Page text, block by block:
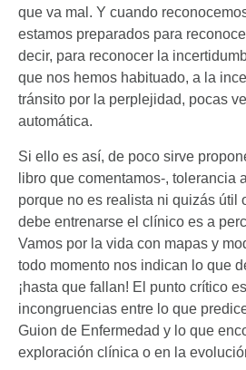
que va mal. Y cuando
estamos preparados para
decir, para reconocer la
que nos hemos habituado, a la
tránsito por la perplejidad, pocas
automática.
Si ello es así, de poco sirve
libro que comentamos-, tolerancia
porque no es realista ni quizás útil
debe entrenarse el clínico es a
Vamos por la vida con mapas y
todo momento nos indican lo que
¡hasta que fallan! El punto crítico
incongruencias entre lo que
Guion de Enfermedad y lo que
exploración clínica o en la